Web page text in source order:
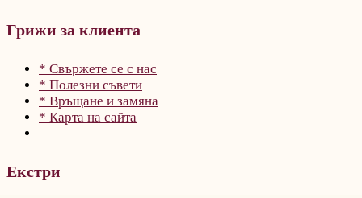
Грижи за клиента
* Свържете се с нас
* Полезни съвети
* Връщане и замяна
* Карта на сайта
Екстри